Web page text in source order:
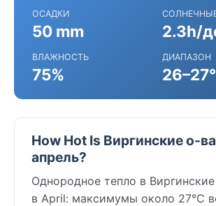
ОСАДКИ
50 mm 2.3h/
ВЛАЖНОСТЬ
75%
ДИАПАЗОН
How Hot Is Виргинские о-
апрель?
Однородное тепло в
в April: максимумы около 27°C